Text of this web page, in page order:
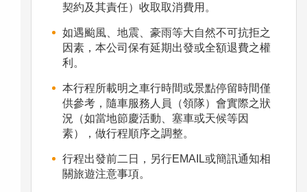
契約及其責任）收取取消費用。
如遇颱風、地震、豪雨等大自然不可抗拒之
因素，本公司保有延期出發或全額退費之權
利。
本行程所載明之車行時間或景點停留時間僅
供參考，隨車服務人員（領隊）會實際之狀
況（如當地節慶活動、塞車或天候等因
素），做行程順序之調整。
行程出發前二日，另行EMAIL或簡訊通知相
關旅遊注意事項。